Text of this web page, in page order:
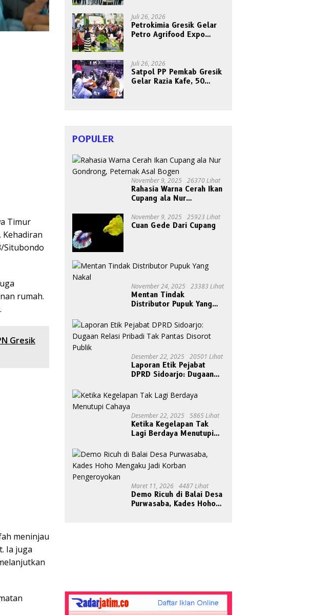
Timur
Kehadiran
Situbondo
rumah.
Gresik
meninjau
Ia juga
Juli 26, 2026
Petrokimia Gresik Gelar
Petro Agrifood Expo
Sayuran
Juli 26, 2026
Satpol PP Pemkab Gresik
Gelar Razia Kafe, 50
POPULER
November 9, 2025 26370 Lihat
Rahasia Warna Cerah Ikan
Cupang ala Nur
Bogen
November 9, 2025 25923 Lihat
Cuan Gede Dari Cupang
November 24, 2025 23383 Lihat
Mentan Tindak
Distributor Pupuk Yang
Desember 22, 2025 20501 Lihat
Laporan Etik Pejabat
DPRD Sidoarjo: Dugaan
Disorot Publik
Desember 22, 2025 5865 Lihat
Ketika Kegelapan Tak
Lagi Berdaya Menutupi
Maret 11, 2026 4487 Lihat
Demo Ricuh di Balai Desa
Purwasaba, Kades Hoho